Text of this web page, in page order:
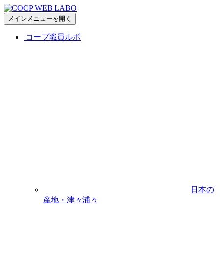
メインメニューを開く
コープ職員ルポ
日本の
産地・津々浦々